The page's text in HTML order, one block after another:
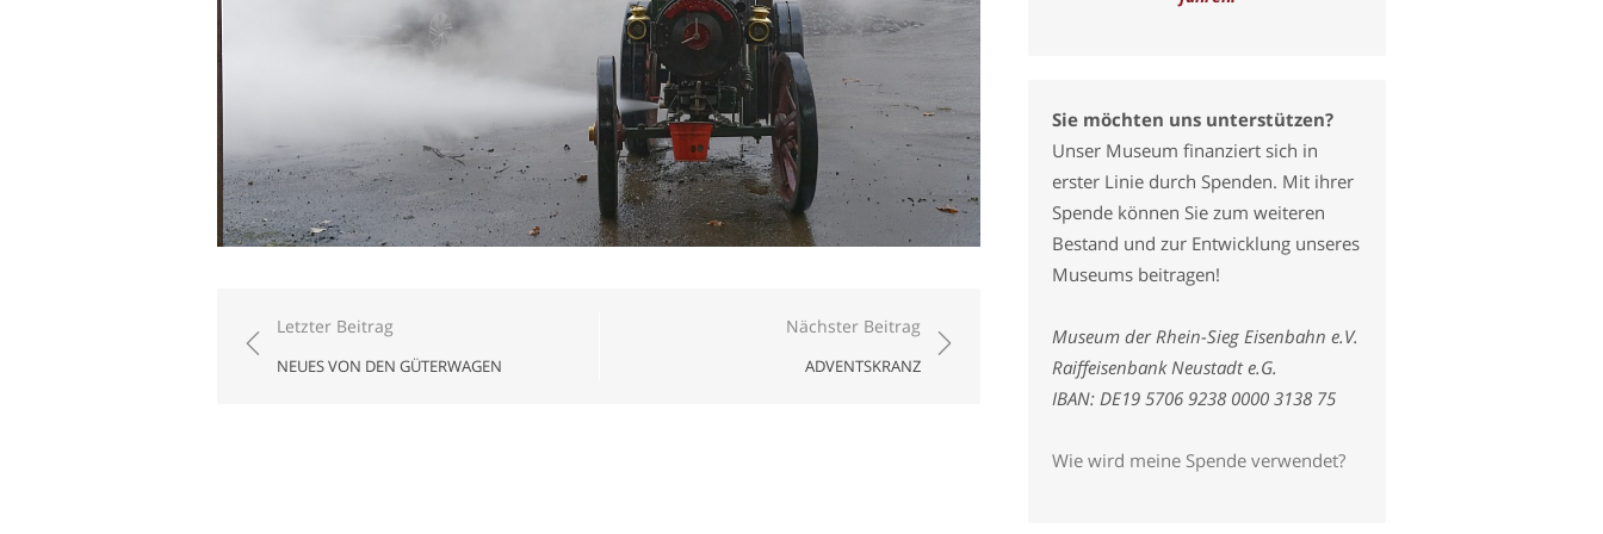
Beitragsnavigation
Letzter Beitrag
NEUES VON DEN GÜTERWAGEN
Nächster Beitrag
ADVENTSKRANZ
Sie möchten uns unterstützen?
Unser Museum finanziert sich in
erster Linie durch Spenden. Mit ihrer
Spende können Sie zum weiteren
Bestand und zur Entwicklung unseres
Museums beitragen!
Museum der Rhein-Sieg Eisenbahn e.V.
Raiffeisenbank Neustadt e.G.
IBAN: DE19 5706 9238 0000 3138 75
Wie wird meine Spende verwendet?